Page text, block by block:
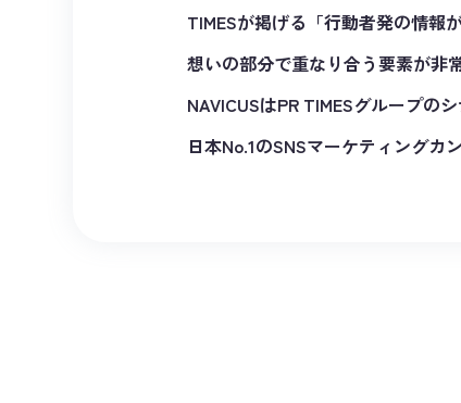
TIMESが掲げる「行動者発の情報
想いの部分で重なり合う要素が非
NAVICUSはPR TIMESグループの
日本No.1のSNSマーケティングカ